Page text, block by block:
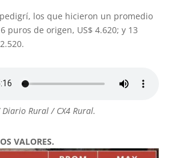
los que hicieron un promedio
puros de origen, US$ 4.620; y 13
Rural / CX4 Rural.
VALORES.